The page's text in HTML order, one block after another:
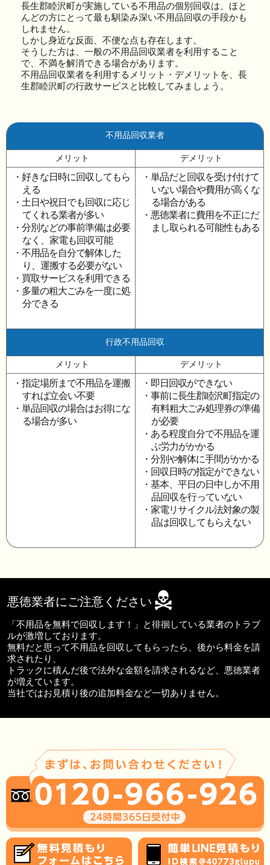
長生郡睦沢町が実施している不用品の個別回収は、ほと
んどの方にとって最も馴染み深い不用品回収の手段かも
しれません。
しかし身近な反面、不便な点も存在します。
そうした方は、一般の不用品回収業者を利用すること
で、不満を解消できる場合があります。
不用品回収業者を利用するメリット・デメリットを、長
生郡睦沢町の行政サービスと比較してみましょう。
不用品回収業者
メリット デメリット
・好きな日時に回収してもら
える
・土日や祝日でも回収に応じ
てくれる業者が多い
・分別などの事前準備は必要
なく、家電も回収可能
・不用品を自分で解体した
り、運搬する必要がない
・買取サービスを利用できる
・多量の粗大ごみを一度に処
分できる
・単品だと回収を受け付けて
いない場合や費用が高くな
る場合がある
・悪徳業者に費用を不正にだ
まし取られる可能性もある
行政不用品回収
メリット デメリット
・指定場所まで不用品を運搬
すれば立会い不要
・単品回収の場合はお得にな
る場合が多い
・即日回収ができない
・事前に長生郡睦沢町指定の
有料粗大ごみ処理券の準備
が必要
・ある程度自分で不用品を運
ぶ労力がかかる
・分別や解体に手間がかかる
・回収日時の指定ができない
・基本、平日の日中しか不用
品回収を行っていない
・家電リサイクル法対象の製
品は回収してもらえない
悪徳業者にご注意ください
「不用品を無料で回収します！」と徘徊している業者のトラブ
ルが激増しております。
無料だと思って不用品を回収してもらったら、後から料金を請
求されたり、
トラックに積んだ後で法外な金額を請求されるなど、悪徳業者
が増えています。
当社ではお見積り後の追加料金など一切ありません。